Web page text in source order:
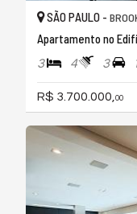
SÃO PAULO -
Apartamento no
3 4 3
R$ 3.700.000, 00